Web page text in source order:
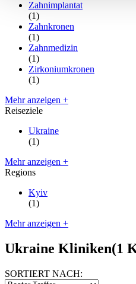
Zahnimplantat
(1)
Zahnkronen
(1)
Zahnmedizin
(1)
Zirkoniumkronen
(1)
Mehr anzeigen +
Reiseziele
Ukraine
(1)
Mehr anzeigen +
Regions
Kyiv
(1)
Mehr anzeigen +
Ukraine Kliniken(1
SORTIERT NACH: